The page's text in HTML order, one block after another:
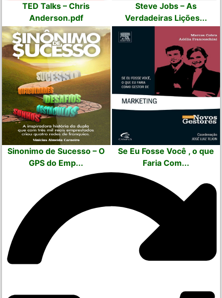
TED Talks – Chris
Anderson.pdf
Steve Jobs – As
Verdadeiras Lições...
Sinonimo de Sucesso – O
GPS do Emp...
Se Eu Fosse Você , o que
Faria Com...